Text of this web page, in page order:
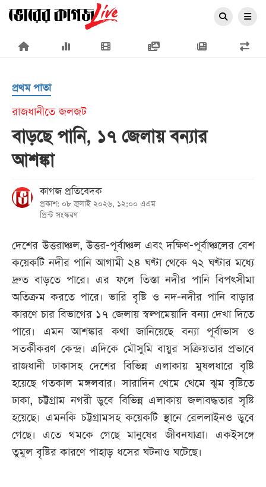
×
প্রচ্ছদ
জাতীয়
রাজনীতি
অর্থনীতি
সারাদেশ
খেলা
বিনোদন
লাইফ
স্টাইল
শিক্ষা
তথ্যপ্রযুক্তি
সব
বিভাগ
ছবি
প্রথম পাতা
রাজধানীতে জলজট
বাড়ছে পানি, ১৭ জেলায় বন্যার
আশঙ্কা
কাগজ প্রতিবেদক
প্রকাশ: ০৮ জুলাই ২০২৬, ১২:০০ এএম
প্রিন্ট সংস্করণ
দেশের উত্তরাঞ্চল, উত্তর-পূর্বাঞ্চল এবং দক্ষিণ-পূর্বাঞ্চলের বেশ
কয়েকটি নদীর পানি আগামী ২৪ ঘণ্টা থেকে ৭২ ঘণ্টার মধ্যে
দ্রুত বাড়তে পারে। এর ফলে তিস্তা নদীর পানি বিপৎসীমা
অতিক্রম করতে পারে। ভারি বৃষ্টি ও নদ-নদীর পানি বাড়ার
কারণে চার বিভাগের ১৭ জেলায় স্বল্পমেয়াদি বন্যা দেখা দিতে
পারে। এমন আশঙ্কার কথা জানিয়েছে বন্যা পূর্বাভাস ও
সতর্কীকরণ কেন্দ্র। এদিকে মৌসুমি বায়ুর সক্রিয়তার প্রভাবে
রাজধানী ঢাকাসহ দেশের বিভিন্ন এলাকায় মুষলধারে বৃষ্টি
হয়েছে গতকাল মঙ্গলবার। সারাদিন থেমে থেমে ঝুম বৃষ্টিতে
ঢাকা, চট্টগ্রাম নগরী ডুবে বিভিন্ন এলাকায় জলাবদ্ধতার সৃষ্টি
হয়েছে। এমনকি চট্টগ্রামসহ কয়েকটি স্থানে রেললাইনও ডুবে
গেছে। এতে থমকে গেছে মানুষের জীবনযাত্রা। একইসঙ্গে
তুমুল বৃষ্টির কারণে পাহাড় ধসের ঘটনাও ঘটেছে।